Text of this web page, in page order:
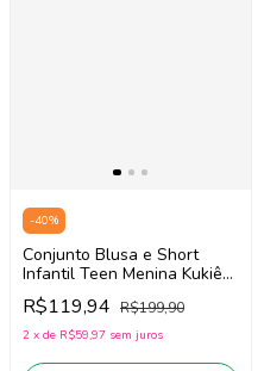
-40%
Conjunto Blusa e Short
Infantil Teen Menina Kukiê
88220 (Branco/Rosa)
R$119,94 R$199,90
2 x de R$59,97 sem juros